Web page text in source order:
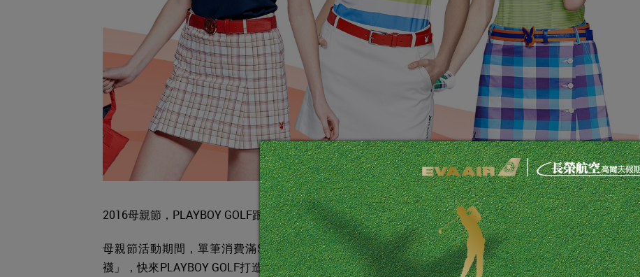
2016母親節，PLAYBOY GOLF跟您一起高喊：「媽咪我愛妳！」。
母親節活動期間，單筆消費滿$6,000即可現抵$500，凡消費還可以$150超低優惠價加購「兔頭隱形氣墊
襪」，快來PLAYBOY GOLF打造年輕活力俏媽咪！最吸睛的商品、最優惠的活動，都在PLAYBOY GOLF，趕